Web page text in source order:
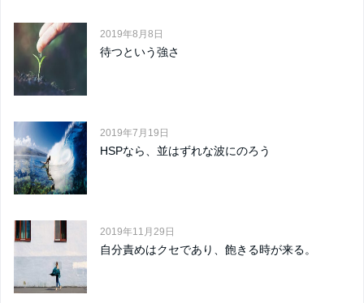
2019年8月8日
待つという強さ
2019年7月19日
HSPなら、並はずれな波にのろう
2019年11月29日
自分責めはクセであり、飽きる時が来る。